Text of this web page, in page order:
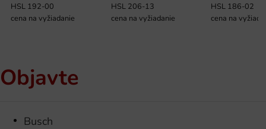
HSL 192-00
cena na vyžiadanie
HSL 206-13
cena na vyžiadanie
HSL 186-02
cena na
Objavte
Busch